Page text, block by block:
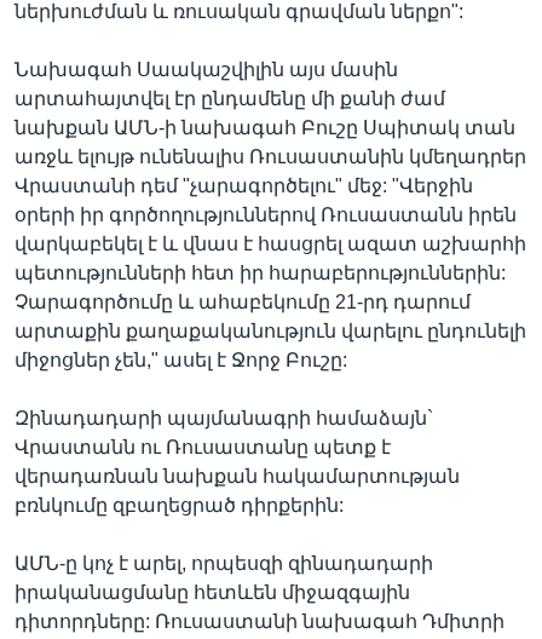
ներխուժման և ռուսական գրավման ներքո":
Նախագահ Սաակաշվիլին այս մասին
արտահայտվել էր ընդամենը մի քանի ժամ
նախքան ԱՄՆ-ի նախագահ Բուշը Սպիտակ տան
առջև ելույթ ունենալիս Ռուսաստանին կմեղադրեր
Վրաստանի դեմ "չարագործելու" մեջ: "Վերջին
օրերի իր գործողություններով Ռուսաստանն իրեն
վարկաբեկել է և վնաս է հասցրել ազատ աշխարհի
պետությունների հետ իր հարաբերություններին:
Չարագործումը և ահաբեկումը 21-րդ դարում
արտաքին քաղաքականություն վարելու ընդունելի
միջոցներ չեն," ասել է Ջորջ Բուշը:
Զինադադարի պայմանագրի համաձայն`
Վրաստանն ու Ռուսաստանը պետք է
վերադառնան նախքան հակամարտության
բռնկումը զբաղեցրած դիրքերին:
ԱՄՆ-ը կոչ է արել, որպեսզի զինադադարի
իրականացմանը հետևեն միջազգային
դիտորդները: Ռուսաստանի նախագահ Դմիտրի